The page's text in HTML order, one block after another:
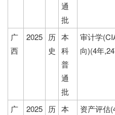
通
批
广
西
2025 历
史
本
科
普
通
批
审计学
向)(4年
广
2025 历 本
资产评估